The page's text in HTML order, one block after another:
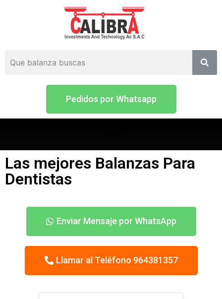
Pedidos por Whatsapp
Las mejores Balanzas Para
Dentistas
Enviar Mensaje por WhatsApp
Llamar al Teléfono 964381357